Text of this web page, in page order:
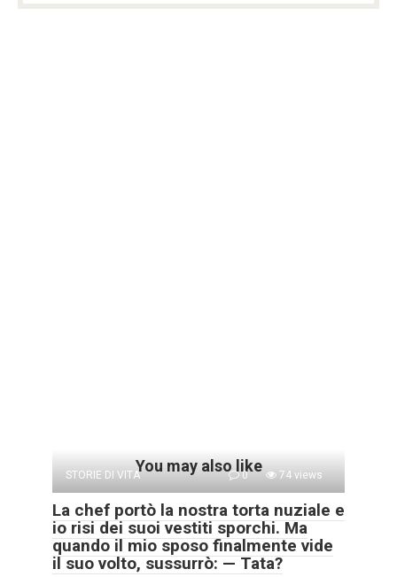
You may also like
STORIE DI VITA 0 74 views
La chef portò la nostra torta nuziale e
io risi dei suoi vestiti sporchi. Ma
quando il mio sposo finalmente vide
il suo volto, sussurrò: — Tata?